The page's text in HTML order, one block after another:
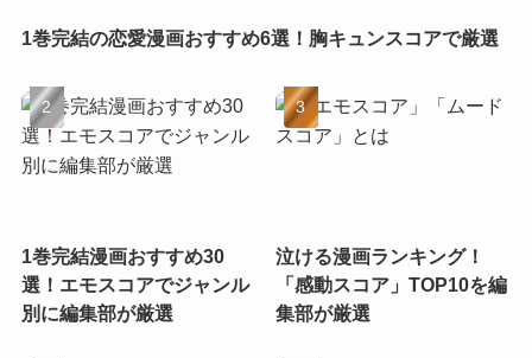
1巻完結の恋愛漫画おすすめ6選！胸キュンスコアで厳選
1巻完結漫画おすすめ30
選！エモスコアでジャンル
別に編集部が厳選
泣ける漫画ランキング！
「感動スコア」TOP10を編
集部が厳選